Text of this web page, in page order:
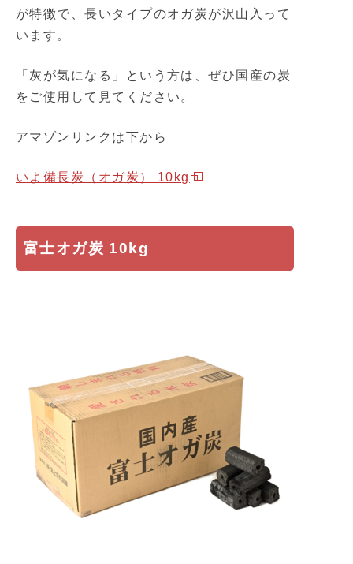
が特徴で、長いタイプのオガ炭が沢山入って
います。
「灰が気になる」という方は、ぜひ国産の炭
をご使用して見てください。
アマゾンリンクは下から
いよ備長炭（オガ炭） 10kg
富士オガ炭 10kg